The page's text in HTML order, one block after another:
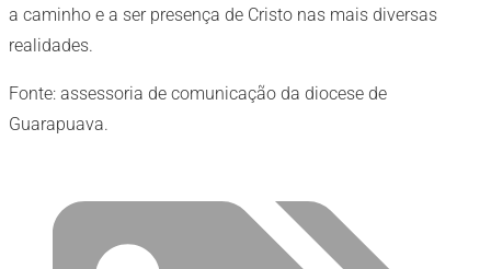
a caminho e a ser presença de Cristo nas mais diversas
realidades.
Fonte: assessoria de comunicação da diocese de
Guarapuava.